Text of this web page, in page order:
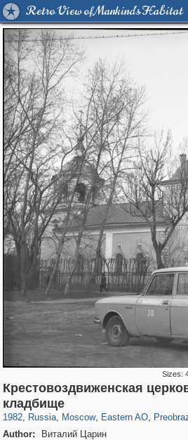
Retro View of Mankind's Habitat
Sizes:
Крестовоздвиженская
кладбище
1982, Russia
1,406,939
, Moscow
319,861
, Eastern AO,
Author:
Виталий Царин